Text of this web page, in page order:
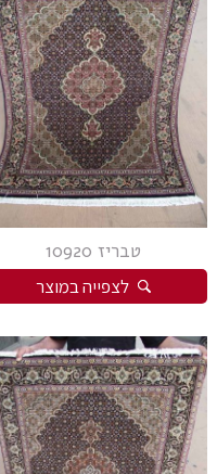
טבריז 10920
לצפייה במוצר